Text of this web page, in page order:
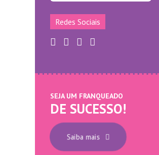
Redes Sociais
SEJA UM FRANQUEADO
DE SUCESSO!
Saiba mais